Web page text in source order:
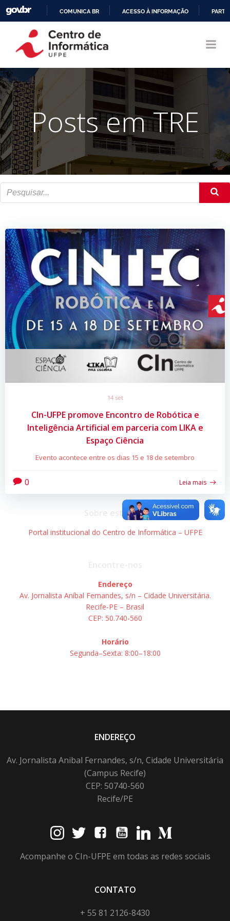
CONTEÚDO
COMUNICA BR ACESSO À INFORMAÇÃO
Posts em TRE
14 set
CIn-UFPE promove Encontro de Robótica e
Inteligência Artificial em parceria com LIKA e
Espaço Ciência
Evento acontece entre os dias 15 e 18 de setembro
0 Leia mais
Sobre este site
Portal institucional do Centro de Informática – UFPE
Endereço
Av. Jornalista Aníbal Fernandes, s/n – Cidade Universitária.
Recife-PE – Brasil
CEP: 50.740-560
Horário
Segunda–Sexta: 8:00–18:00
ENDEREÇO
Av. Jornalista Anibal Fernandes, s/n, Cidade Universitária
(Campus Recife)
CEP: 50740-560
Recife/PE
Acompanhe o CIn-UFPE em todas as redes sociais
CONTATO
+ 55 81 2126-8430